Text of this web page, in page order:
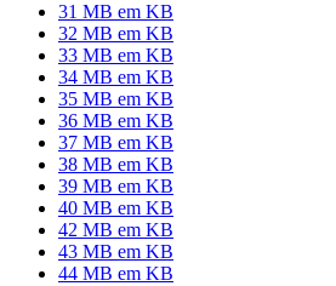
31 MB em KB
32 MB em KB
33 MB em KB
34 MB em KB
35 MB em KB
36 MB em KB
37 MB em KB
38 MB em KB
39 MB em KB
40 MB em KB
42 MB em KB
43 MB em KB
44 MB em KB